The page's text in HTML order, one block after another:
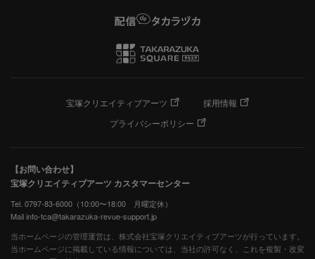
宝塚クリエイティブアーツ
採用情報
プライバシーポリシー
【お問い合わせ】
宝塚クリエイティブアーツ カスタマーセンター
Tel. 0797-83-6000（10:00〜18:00 月曜定休）
Mail info-tca@takarazuka-revue-support.jp
当ホームページの管理運営は、株式会社宝塚クリエイティブアーツが行っています。
当ホームページに掲載している情報については、当社の許可なく、これを複製・改変